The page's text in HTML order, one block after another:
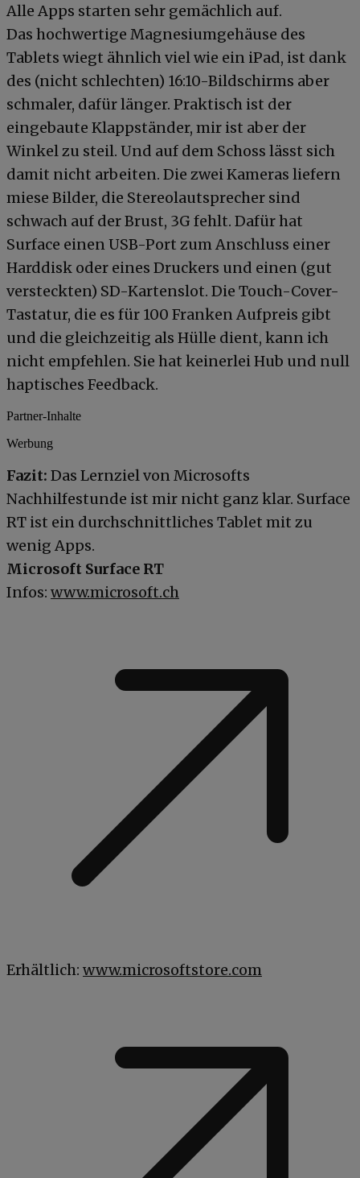
Alle Apps starten sehr gemächlich auf.
Das hochwertige Magnesiumgehäuse des
Tablets wiegt ähnlich viel wie ein iPad, ist dank
des (nicht schlechten) 16:10-Bildschirms aber
schmaler, dafür länger. Praktisch ist der
eingebaute Klappständer, mir ist aber der
Winkel zu steil. Und auf dem Schoss lässt sich
damit nicht arbeiten. Die zwei Kameras liefern
miese Bilder, die Stereolautsprecher sind
schwach auf der Brust, 3G fehlt. Dafür hat
Surface einen USB-Port zum Anschluss einer
Harddisk oder eines Druckers und einen (gut
versteckten) SD-Kartenslot. Die Touch-Cover-
Tastatur, die es für 100 Franken Aufpreis gibt
und die gleichzeitig als Hülle dient, kann ich
nicht empfehlen. Sie hat keinerlei Hub und null
haptisches Feedback.
Partner-Inhalte
Werbung
Fazit: Das Lernziel von Microsofts
Nachhilfestunde ist mir nicht ganz klar. Surface
RT ist ein durchschnittliches Tablet mit zu
wenig Apps.
Microsoft Surface RT
Infos: www.microsoft.ch
Erhältlich: www.microsoftstore.com